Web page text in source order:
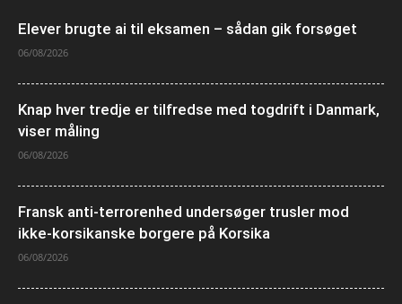
Elever brugte ai til eksamen – sådan gik forsøget
06/08/2026
Knap hver tredje er tilfredse med togdrift i Danmark,
viser måling
06/08/2026
Fransk anti-terrorenhed undersøger trusler mod
ikke-korsikanske borgere på Korsika
06/08/2026